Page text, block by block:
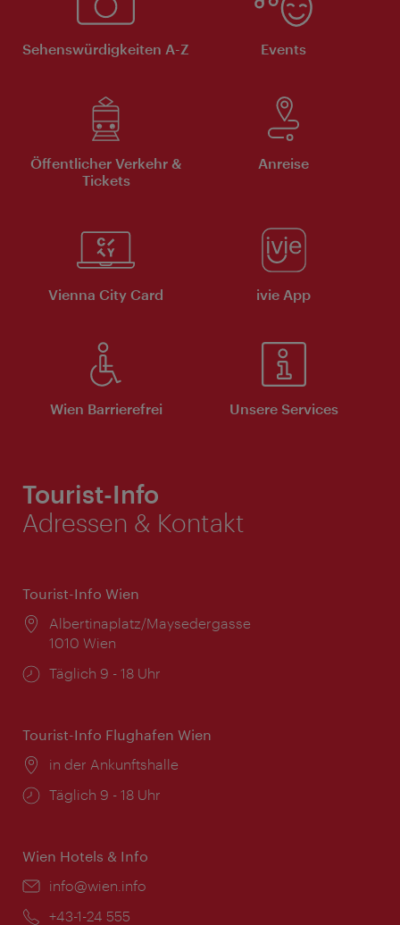
Sehenswürdigkeiten A-Z Events
Öffentlicher Verkehr &
Tickets
Anreise
Vienna City Card ivie App
Wien Barrierefrei Unsere Services
Tourist-Info
Adressen & Kontakt
Tourist-Info Wien
Ort:
Albertinaplatz/Maysedergasse
1010 Wien
Öffnungszeiten:
Täglich 9 - 18 Uhr
Tourist-Info Flughafen Wien
Ort:
in der Ankunftshalle
Öffnungszeiten:
Täglich 9 - 18 Uhr
Wien Hotels & Info
Email:
info@wien.info
Telefon:
+43-1-24 555